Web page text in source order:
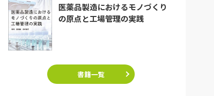
医薬品製造におけるモノづくり
の原点と工場管理の実践
書籍一覧